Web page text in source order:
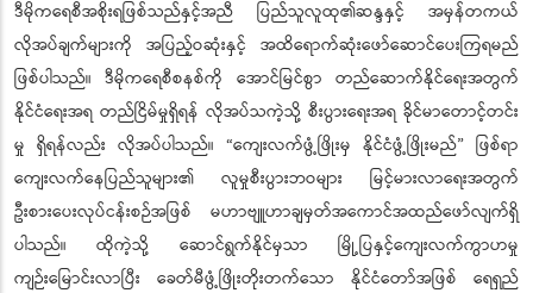
ဒီမိုကရေစီအစိုးရဖြစ်သည်နှင့်အညီ ပြည်သူလူထု၏ဆန္ဒနှင့် အမှန်တကယ်
လိုအပ်ချက်များကို အပြည့်ဝဆုံးနှင့် အထိရောက်ဆုံးဖော်ဆောင်ပေးကြရမည်
ဖြစ်ပါသည်။ ဒီမိုကရေစီစနစ်ကို အောင်မြင်စွာ တည်ဆောက်နိုင်ရေးအတွက်
နိုင်ငံရေးအရ တည်ငြိမ်မှုရှိရန် လိုအပ်သကဲ့သို့ စီးပွားရေးအရ ခိုင်မာတောင့်တင်း
မှု ရှိရန်လည်း လိုအပ်ပါသည်။ “ကျေးလက်ဖွံ့ဖြိုးမှ နိုင်ငံဖွံ့ဖြိုးမည်” ဖြစ်ရာ
ကျေးလက်နေပြည်သူများ၏ လူမှုစီးပွားဘဝများ မြင့်မားလာရေးအတွက်
ဦးစားပေးလုပ်ငန်းစဉ်အဖြစ် မဟာဗျူဟာချမှတ်အကောင်အထည်ဖော်လျက်ရှိ
ပါသည်။ ထိုကဲ့သို့ ဆောင်ရွက်နိုင်မှသာ မြို့ပြနှင့်ကျေးလက်ကွာဟမှု
ကျဉ်းမြောင်းလာပြီး ခေတ်မီဖွံ့ဖြိုးတိုးတက်သော နိုင်ငံတော်အဖြစ် ရေရှည်